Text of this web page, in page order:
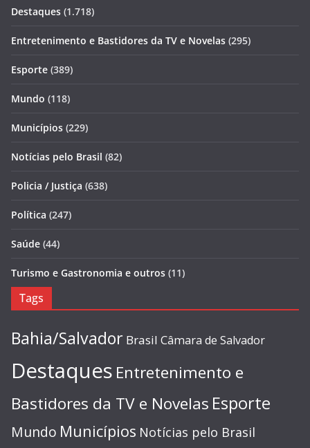
Destaques (1.718)
Entretenimento e Bastidores da TV e Novelas (295)
Esporte (389)
Mundo (118)
Municípios (229)
Notícias pelo Brasil (82)
Policia / Justiça (638)
Política (247)
Saúde (44)
Turismo e Gastronomia e outros (11)
Tags
Bahia/Salvador Brasil Câmara de Salvador
Destaques Entretenimento e
Bastidores da TV e Novelas Esporte
Mundo Municípios Notícias pelo Brasil